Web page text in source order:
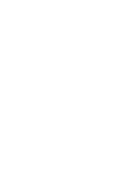
Yurt içi ve